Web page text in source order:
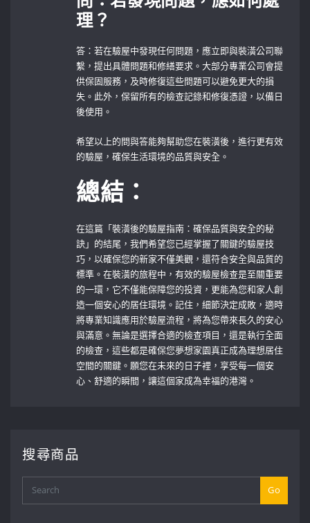
理？
答：若在驗屋中發現任何問題，應立即與裝潢公司聯
繫，提出具體問題和修繕要求。大部分專業公司會提
供保固服務，及時修復這些問題可以避免更大的損
失。此外，保留所有的檢查記錄和修復憑證，以備日
後使用。
希望以上的問與答能夠幫助您在裝潢後，進行更有效
的驗屋，確保生活環境的品質與安全。
總結：
在這篇「裝潢後的驗屋指南：確保品質與安全的秘
訣」的結尾，我們希望您已經掌握了關鍵的驗屋技
巧，以確保您的新家不僅美觀，還符合安全與品質的
標準。在裝潢的旅程中，有效的驗屋檢查是至關重要
的一環，它不僅能保障您的投資，更能為您和家人創
造一個安心的居住環境。記住，細節決定成敗，適時
將專業知識應用於驗屋流程，將為您帶來長久的安心
與滿意。無論是選擇合適的檢查項目，還是執行全面
的檢查，這些都是確保您夢想家園真正成為理想居住
空間的關鍵。願您在未來的日子裡，享受每一個安
心、舒適的瞬間，讓這個家成為幸福的港灣。
搜尋商品
Go